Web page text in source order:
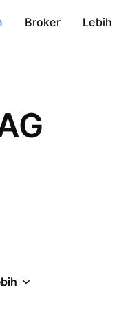
Broker Lebih